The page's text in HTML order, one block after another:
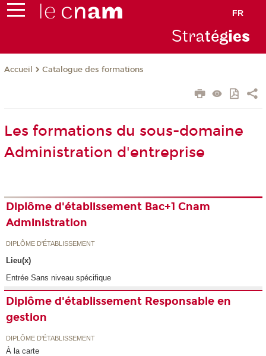
FR
Stratégies
Accueil Catalogue des formations
Les formations du sous-domaine
Administration d'entreprise
Diplôme d'établissement Bac+1 Cnam
Administration
DIPLÔME D'ÉTABLISSEMENT
Lieu(x)
Entrée Sans niveau spécifique
Diplôme d'établissement Responsable en
gestion
DIPLÔME D'ÉTABLISSEMENT
À la carte